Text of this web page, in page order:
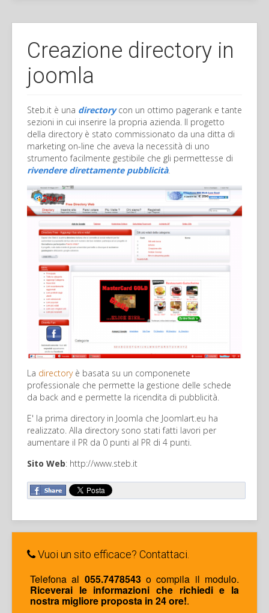
Creazione directory in
joomla
Steb.it è una directorycon un ottimo pagerank e tante
sezioni in cui inserire la propria azienda. Il progetto
della directory è stato commissionato da una ditta di
marketing on-line che aveva la necessità di uno
strumento facilmente gestibile che gli permettesse di
rivendere direttamente pubblicità.
La directoryè basata su un componenete
professionale che permette la gestione delle schede
da back and e permette la ricendita di pubblicità.
E' la prima directory in Joomla che Joomlart.eu ha
realizzato. Alla directory sono stati fatti lavori per
aumentare il PR da 0 punti al PR di 4 punti.
Sito Web: http://www.steb.it
Vuoi un sito efficace? Contattaci.
Telefona al 055.7478543o compila il modulo.
Riceverai le informazioni che richiedi e la
nostra migliore proposta in 24 ore!.